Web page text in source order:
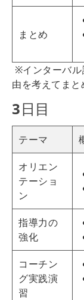
まとめ
※インターバ
由を考えてま
3日目
テーマ
オリエン
テーショ
ン
指導力の
強化
コーチン
グ実践演
習